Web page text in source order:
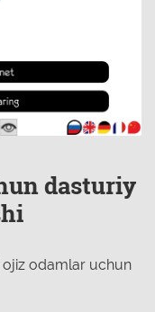
dasturiy
odamlar uchun